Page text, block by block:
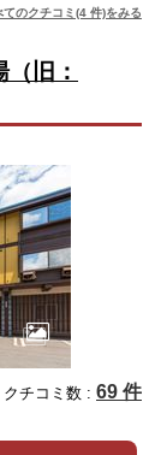
てのクチコミ(4 件)をみる
旧：
クチコミ数 : 69 件